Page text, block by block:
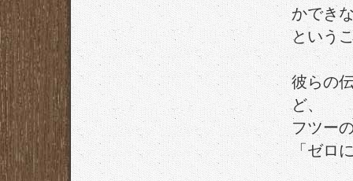
かでき
という
彼らの
ど、
フツー
「ゼロ